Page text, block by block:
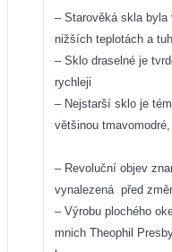
– Starověká skla byla
nižších teplotách a
– Sklo draselné je
rychleji
– Nejstarší sklo je
většinou
– Revoluční objev
vynalezená před
– Výrobu plochého
mnich Theophil